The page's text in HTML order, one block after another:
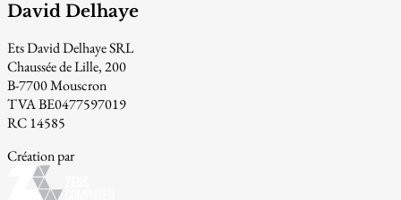
David Delhaye
Ets David Delhaye SRL
Chaussée de Lille, 200
B-7700 Mouscron
TVA BE0477597019
RC 14585
Création par